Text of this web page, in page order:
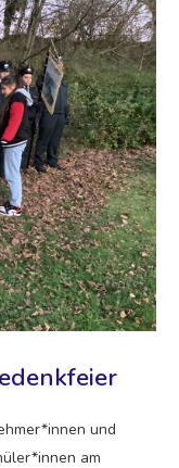
und
am